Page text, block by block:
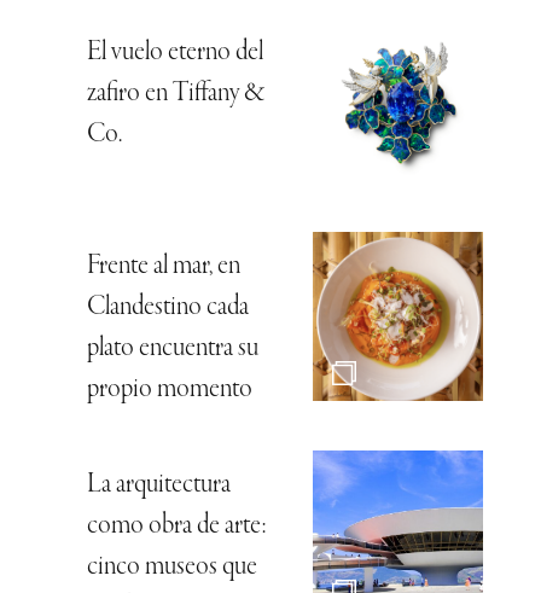
El vuelo eterno del
zafiro en Tiffany &
Co.
Frente al mar, en
Clandestino cada
plato encuentra su
propio momento
La arquitectura
como obra de arte:
cinco museos que